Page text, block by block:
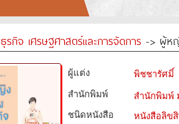
ธุรกิจ เศรษฐศาสตร์และการจัดการ -> ผู้ห
ผู้แต่ง
พิชชารัศมิ์
สำนักพิมพ์
สำนักพิมพ์
ชนิดหนังสือ­
หนังสือลิข